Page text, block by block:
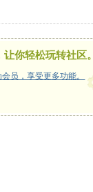
你轻松玩转社区。
员，享受更多功能。